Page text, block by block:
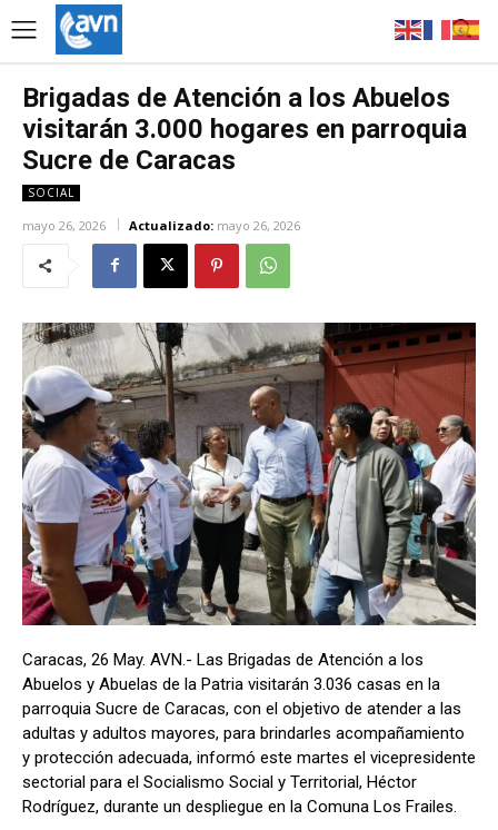
Brigadas de Atención a los Abuelos
visitarán 3.000 hogares en parroquia
Sucre de Caracas
SOCIAL
mayo 26, 2026 Actualizado: mayo 26, 2026
Caracas, 26 May. AVN.- Las Brigadas de Atención a los
Abuelos y Abuelas de la Patria visitarán 3.036 casas en la
parroquia Sucre de Caracas, con el objetivo de atender a las
adultas y adultos mayores, para brindarles acompañamiento
y protección adecuada, informó este martes el vicepresidente
sectorial para el Socialismo Social y Territorial, Héctor
Rodríguez, durante un despliegue en la Comuna Los Frailes.